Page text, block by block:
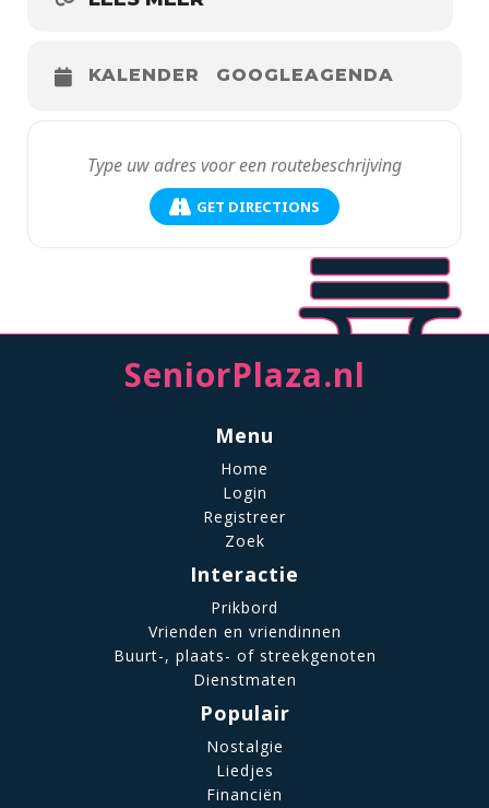
KALENDER GOOGLEAGENDA
GET DIRECTIONS
SeniorPlaza.nl
Menu
Home
Login
Registreer
Zoek
Interactie
Prikbord
Vrienden en vriendinnen
Buurt-, plaats- of streekgenoten
Dienstmaten
Populair
Nostalgie
Liedjes
Financiën